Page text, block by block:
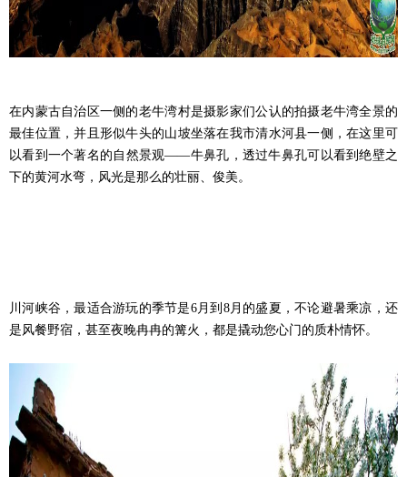
在内蒙古自治区一侧的老牛湾村是摄影家们公认的拍摄老牛湾全景的
最佳位置，并且形似牛头的山坡坐落在我市清水河县一侧，在这里可
以看到一个著名的自然景观——牛鼻孔，透过牛鼻孔可以看到绝壁之
下的黄河水弯，风光是那么的壮丽、俊美。
川河峡谷，最适合游玩的季节是6月到8月的盛夏，不论避暑乘凉，还
是风餐野宿，甚至夜晚冉冉的篝火，都是撬动您心门的质朴情怀。